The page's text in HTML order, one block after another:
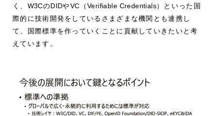
く、 W3CのDIDやVC （Verifiable Credentials）といった国
際的に技術開発をしているさまざまな機関とも連携し
て、国際標準を作っていくことに貢献していきたいと考
えています。